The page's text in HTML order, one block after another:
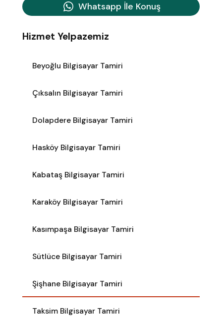
Whatsapp İle Konuş
Hizmet Yelpazemiz
Beyoğlu Bilgisayar Tamiri
Çıksalın Bilgisayar Tamiri
Dolapdere Bilgisayar Tamiri
Hasköy Bilgisayar Tamiri
Kabataş Bilgisayar Tamiri
Karaköy Bilgisayar Tamiri
Kasımpaşa Bilgisayar Tamiri
Sütlüce Bilgisayar Tamiri
Şişhane Bilgisayar Tamiri
Taksim Bilgisayar Tamiri